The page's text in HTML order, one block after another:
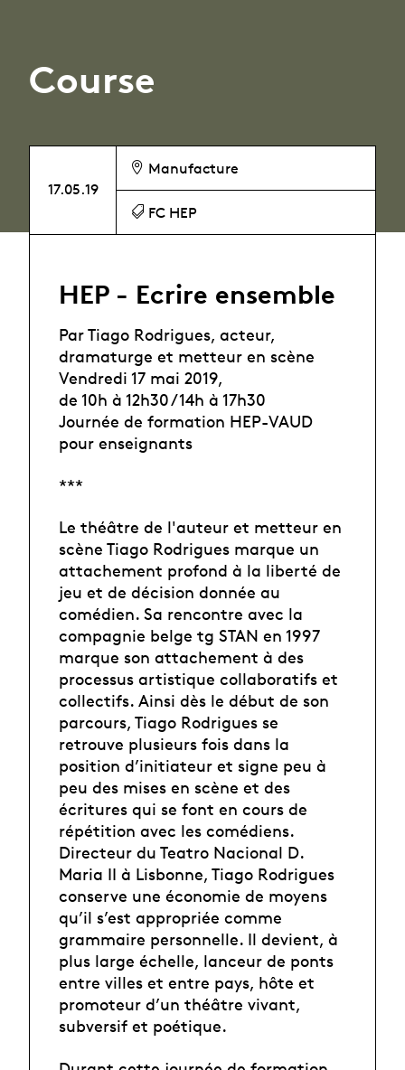
Course
17.05.19
Manufacture
FC HEP
HEP - Ecrire ensemble
Par Tiago Rodrigues, acteur,
dramaturge et metteur en scène
Vendredi 17 mai 2019,
de 10h à 12h30 / 14h à 17h30
Journée de formation HEP-VAUD
pour enseignants
***
Le théâtre de l'auteur et metteur en
scène Tiago Rodrigues marque un
attachement profond à la liberté de
jeu et de décision donnée au
comédien. Sa rencontre avec la
compagnie belge tg STAN en 1997
marque son attachement à des
processus artistique collaboratifs et
collectifs. Ainsi dès le début de son
parcours, Tiago Rodrigues se
retrouve plusieurs fois dans la
position d’initiateur et signe peu à
peu des mises en scène et des
écritures qui se font en cours de
répétition avec les comédiens.
Directeur du Teatro Nacional D.
Maria II à Lisbonne, Tiago Rodrigues
conserve une économie de moyens
qu’il s’est appropriée comme
grammaire personnelle. Il devient, à
plus large échelle, lanceur de ponts
entre villes et entre pays, hôte et
promoteur d’un théâtre vivant,
subversif et poétique.